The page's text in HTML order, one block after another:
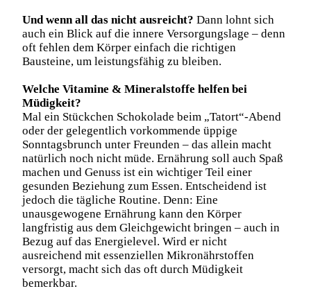
Und wenn all das nicht ausreicht? Dann lohnt sich
auch ein Blick auf die innere Versorgungslage – denn
oft fehlen dem Körper einfach die richtigen
Bausteine, um leistungsfähig zu bleiben.
Welche Vitamine & Mineralstoffe helfen bei
Müdigkeit?
Mal ein Stückchen Schokolade beim „Tatort“-Abend
oder der gelegentlich vorkommende üppige
Sonntagsbrunch unter Freunden – das allein macht
natürlich noch nicht müde. Ernährung soll auch Spaß
machen und Genuss ist ein wichtiger Teil einer
gesunden Beziehung zum Essen. Entscheidend ist
jedoch die tägliche Routine. Denn: Eine
unausgewogene Ernährung kann den Körper
langfristig aus dem Gleichgewicht bringen – auch in
Bezug auf das Energielevel. Wird er nicht
ausreichend mit essenziellen Mikronährstoffen
versorgt, macht sich das oft durch Müdigkeit
bemerkbar.